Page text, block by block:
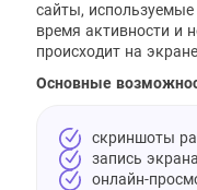
сайты,
время активности и
происходит на
Основные
скриншоты
запись экрана
онлайн-